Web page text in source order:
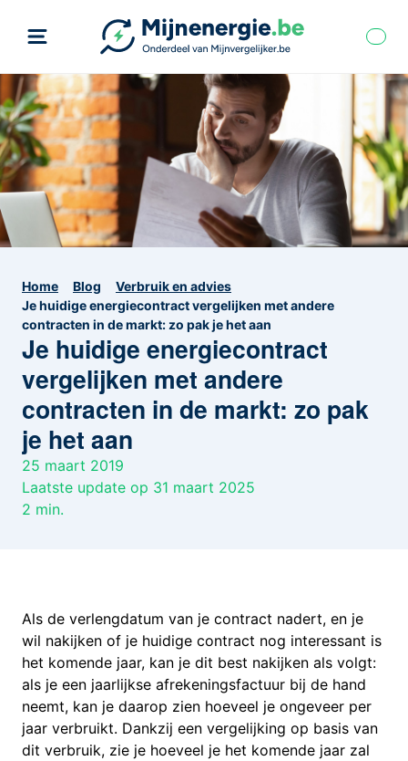
Home Blog
Verbruik en advies
Je huidige energiecontract vergelijken met andere
contracten in de markt: zo pak je het aan
Je huidige energiecontract
vergelijken met andere
contracten in de markt: zo pak
je het aan
25 maart 2019
Laatste update op 31 maart 2025
2 min.
Als de verlengdatum van je contract nadert, en je
wil nakijken of je huidige contract nog interessant is
het komende jaar, kan je dit best nakijken als volgt:
als je een jaarlijkse afrekeningsfactuur bij de hand
neemt, kan je daarop zien hoeveel je ongeveer per
jaar verbruikt. Dankzij een vergelijking op basis van
dit verbruik, zie je hoeveel je het komende jaar zal